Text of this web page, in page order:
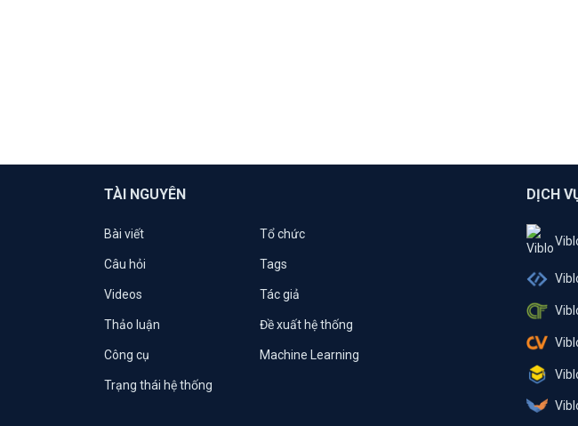
TÀI NGUYÊN
Bài viết Tổ chức
Câu hỏi Tags
Videos Tác giả
Thảo luận Đề xuất hệ thống
Công cụ Machine Learning
Trạng thái hệ thống
DỊCH